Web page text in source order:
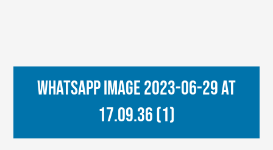
WhatsApp Image 2023-06-29 at
17.09.36 (1)